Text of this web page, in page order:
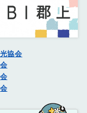
協会